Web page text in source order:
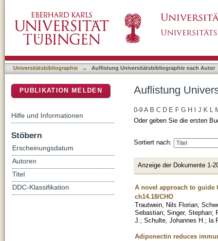
Universitätsbibliographie → Auflistung Universitätsbibliographie nach Autor
Auflistung
0-9 A B C D E F G H J K L
Oder geben Sie die ersten
Sortiert nach:
Anzeige der Dokumente 1-
A novel approach to guide
ch14.18/CHO
Trautwein, Nils Florian;
Sebastian; Singer, Stephan;
J. ; Schulte, Johannes H. ; la
Adiponectin reduces
PUBLIKATION MELDEN
Hilfe und Informationen
Stöbern
Erscheinungsdatum
Autoren
Titel
DDC-Klassifikation